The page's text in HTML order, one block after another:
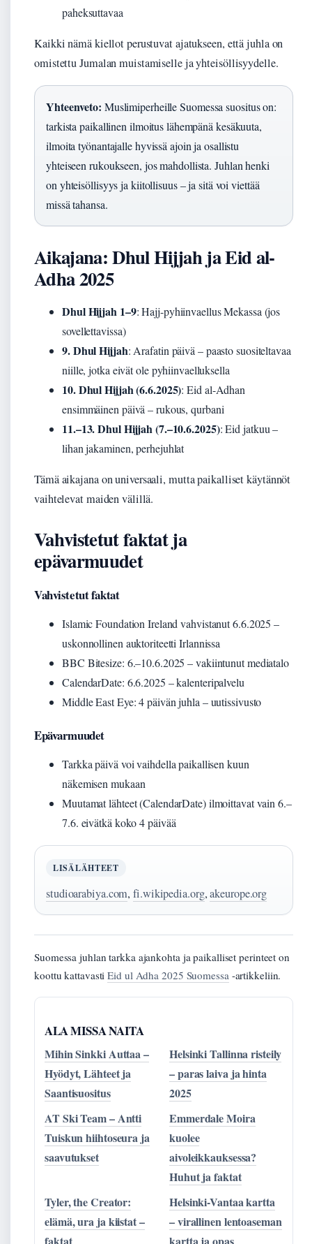
paheksuttavaa
Kaikki nämä kiellot perustuvat ajatukseen, että juhla on
omistettu Jumalan muistamiselle ja yhteisöllisyydelle.
Yhteenveto: Muslimiperheille Suomessa suositus on:
tarkista paikallinen ilmoitus lähempänä kesäkuuta,
ilmoita työnantajalle hyvissä ajoin ja osallistu
yhteiseen rukoukseen, jos mahdollista. Juhlan henki
on yhteisöllisyys ja kiitollisuus – ja sitä voi viettää
missä tahansa.
Aikajana: Dhul Hijjah ja Eid al-
Adha 2025
Dhul Hijjah 1–9: Hajj-pyhiinvaellus Mekassa (jos
sovellettavissa)
9. Dhul Hijjah: Arafatin päivä – paasto suositeltavaa
niille, jotka eivät ole pyhiinvaelluksella
10. Dhul Hijjah (6.6.2025): Eid al-Adhan
ensimmäinen päivä – rukous, qurbani
11.–13. Dhul Hijjah (7.–10.6.2025): Eid jatkuu –
lihan jakaminen, perhejuhlat
Tämä aikajana on universaali, mutta paikalliset käytännöt
vaihtelevat maiden välillä.
Vahvistetut faktat ja
epävarmuudet
Vahvistetut faktat
Islamic Foundation Ireland vahvistanut 6.6.2025 –
uskonnollinen auktoriteetti Irlannissa
BBC Bitesize: 6.–10.6.2025 – vakiintunut mediatalo
CalendarDate: 6.6.2025 – kalenteripalvelu
Middle East Eye: 4 päivän juhla – uutissivusto
Epävarmuudet
Tarkka päivä voi vaihdella paikallisen kuun
näkemisen mukaan
Muutamat lähteet (CalendarDate) ilmoittavat vain 6.–
7.6. eivätkä koko 4 päivää
LISÄLÄHTEET
studioarabiya.com,fi.wikipedia.org,akeurope.org
Suomessa juhlan tarkka ajankohta ja paikalliset perinteet on
koottu kattavastiEid ul Adha 2025 Suomessa-artikkeliin.
ALA MISSA NAITA
Mihin Sinkki Auttaa –
Hyödyt, Lähteet ja
Saantisuositus
Helsinki Tallinna risteily
– paras laiva ja hinta
2025
AT Ski Team – Antti
Tuiskun hiihtoseura ja
saavutukset
Emmerdale Moira
kuolee
aivoleikkauksessa?
Huhut ja faktat
Tyler, the Creator:
elämä, ura ja kiistat –
Helsinki-Vantaa kartta
– virallinen lentoaseman